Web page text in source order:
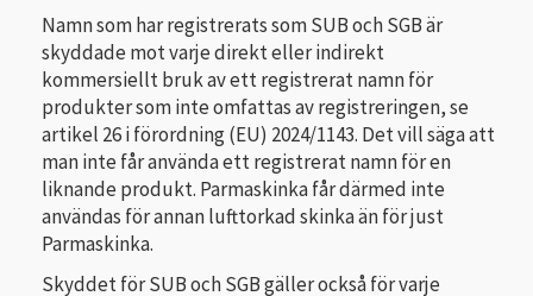
Namn som har registrerats som SUB och SGB är
skyddade mot varje direkt eller indirekt
kommersiellt bruk av ett registrerat namn för
produkter som inte omfattas av registreringen, se
artikel 26 i förordning (EU) 2024/1143. Det vill säga att
man inte får använda ett registrerat namn för en
liknande produkt. Parmaskinka får därmed inte
användas för annan lufttorkad skinka än för just
Parmaskinka.
Skyddet för SUB och SGB gäller också för varje